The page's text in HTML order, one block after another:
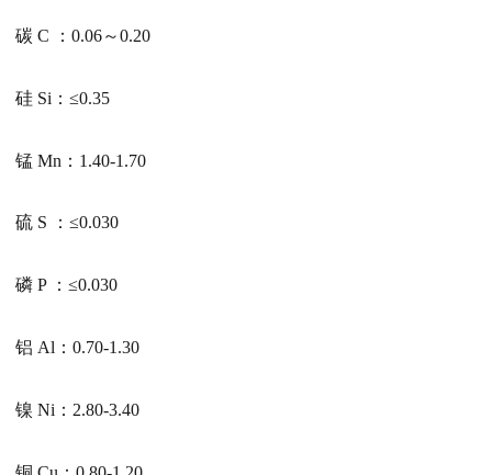
碳 C ：0.06～0.20
硅 Si：≤0.35
锰 Mn：1.40-1.70
硫 S ：≤0.030
磷 P ：≤0.030
铝 Al：0.70-1.30
镍 Ni：2.80-3.40